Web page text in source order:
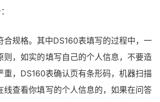
合规格。其中DS160表填写的过程中，一
则，如实的填写自己的个人信息，不要造
重，DS160表确认页有条形码，机器扫描
线查看你填写的个人信息的，如果在问答